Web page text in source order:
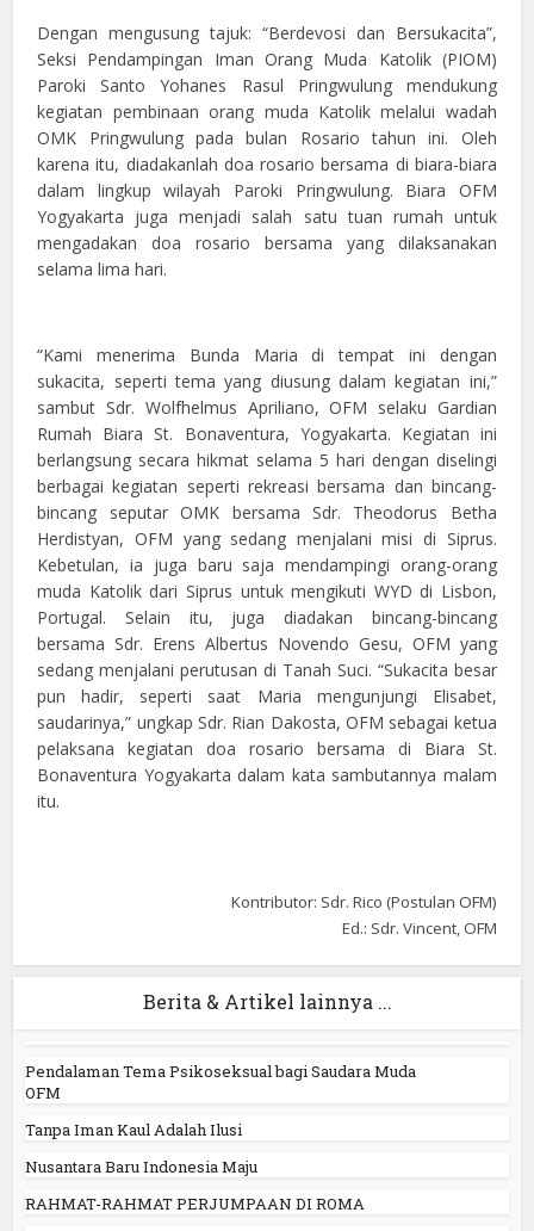
Dengan mengusung tajuk: “Berdevosi dan Bersukacita”,
Seksi Pendampingan Iman Orang Muda Katolik (PIOM)
Paroki Santo Yohanes Rasul Pringwulung mendukung
kegiatan pembinaan orang muda Katolik melalui wadah
OMK Pringwulung pada bulan Rosario tahun ini. Oleh
karena itu, diadakanlah doa rosario bersama di biara-biara
dalam lingkup wilayah Paroki Pringwulung. Biara OFM
Yogyakarta juga menjadi salah satu tuan rumah untuk
mengadakan doa rosario bersama yang dilaksanakan
selama lima hari.
“Kami menerima Bunda Maria di tempat ini dengan
sukacita, seperti tema yang diusung dalam kegiatan ini,”
sambut Sdr. Wolfhelmus Apriliano, OFM selaku Gardian
Rumah Biara St. Bonaventura, Yogyakarta. Kegiatan ini
berlangsung secara hikmat selama 5 hari dengan diselingi
berbagai kegiatan seperti rekreasi bersama dan bincang-
bincang seputar OMK bersama Sdr. Theodorus Betha
Herdistyan, OFM yang sedang menjalani misi di Siprus.
Kebetulan, ia juga baru saja mendampingi orang-orang
muda Katolik dari Siprus untuk mengikuti WYD di Lisbon,
Portugal. Selain itu, juga diadakan bincang-bincang
bersama Sdr. Erens Albertus Novendo Gesu, OFM yang
sedang menjalani perutusan di Tanah Suci. “Sukacita besar
pun hadir, seperti saat Maria mengunjungi Elisabet,
saudarinya,” ungkap Sdr. Rian Dakosta, OFM sebagai ketua
pelaksana kegiatan doa rosario bersama di Biara St.
Bonaventura Yogyakarta dalam kata sambutannya malam
itu.
Kontributor: Sdr. Rico (Postulan OFM)
Ed.: Sdr. Vincent, OFM
Berita & Artikel lainnya ...
Pendalaman Tema Psikoseksual bagi Saudara Muda
OFM
Tanpa Iman Kaul Adalah Ilusi
Nusantara Baru Indonesia Maju
RAHMAT-RAHMAT PERJUMPAAN DI ROMA